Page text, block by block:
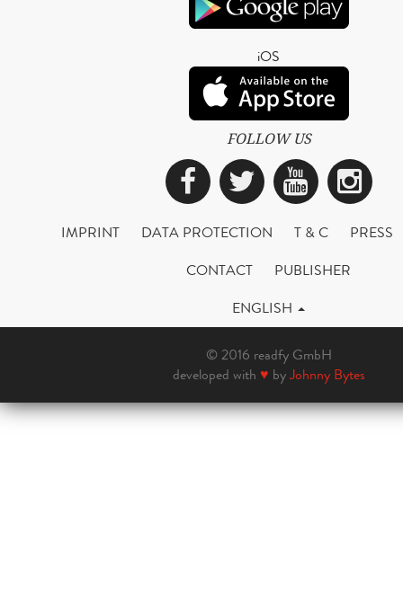
iOS
FOLLOW US
Facebook
Twitter
IMPRINT DATA PROTECTION T & C
PRESS
CONTACT
PUBLISHER
ENGLISH
© 2016 readfy GmbH
developed with ♥ byJohnny Bytes